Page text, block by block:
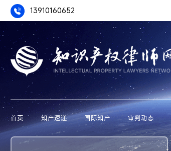
13910160652
首页 知产速递 国际知产 审判动态